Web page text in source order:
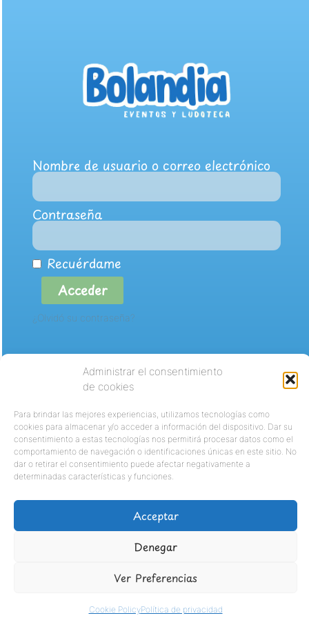
Administrar el consentimiento
de cookies
Para brindar las mejores experiencias, utilizamos tecnologías como
cookies para almacenar y/o acceder a información del dispositivo. Dar su
consentimiento a estas tecnologías nos permitirá procesar datos como el
comportamiento de navegación o identificaciones únicas en este sitio. No
dar o retirar el consentimiento puede afectar negativamente a
determinadas características y funciones.
Acceptar
Denegar
Ver Preferencias
Cookie PolicyPolítica de privacidad
Nombre de usuario o correo electrónico
Contraseña
Recuérdame
Acceder
¿Olvidó su contraseña?